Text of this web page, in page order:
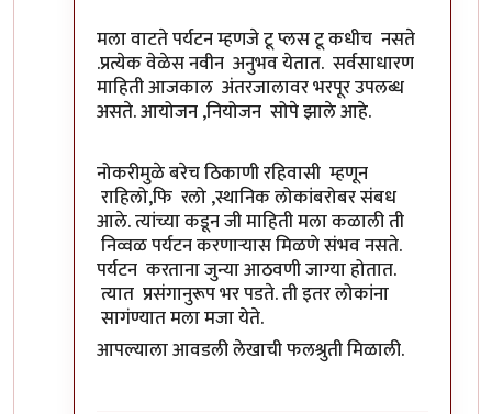
मला वाटते पर्यटन म्हणजे टू प्लस टू कधीच नसते
.प्रत्येक वेळेस नवीन अनुभव येतात. सर्वसाधारण
माहिती आजकाल अंतरजालावर भरपूर उपलब्ध
असते. आयोजन ,नियोजन सोपे झाले आहे.
नोकरीमुळे बरेच ठिकाणी रहिवासी म्हणून
राहिलो,फि रलो ,स्थानिक लोकांबरोबर संबध
आले. त्यांच्या कडून जी माहिती मला कळाली ती
निव्वळ पर्यटन करणाऱ्यास मिळणे संभव नसते.
पर्यटन करताना जुन्या आठवणी जाग्या होतात.
त्यात प्रसंगानुरूप भर पडते. ती इतर लोकांना
सागंण्यात मला मजा येते.
आपल्याला आवडली लेखाची फलश्रुती मिळाली.